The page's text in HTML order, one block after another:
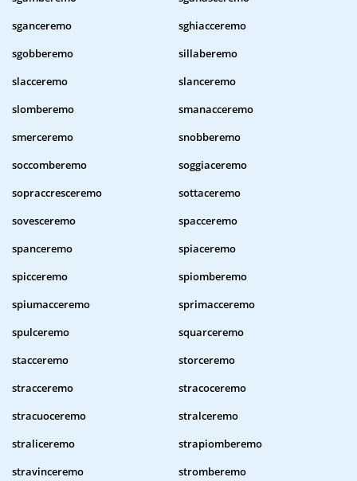
sganceremo
sghiacceremo
sgobberemo
sillaberemo
slacceremo
slanceremo
slomberemo
smanacceremo
smerceremo
snobberemo
soccomberemo
soggiaceremo
sopraccresceremo
sottaceremo
sovesceremo
spacceremo
spanceremo
spiaceremo
spicceremo
spiomberemo
spiumacceremo
sprimacceremo
spulceremo
squarceremo
stacceremo
storceremo
stracceremo
stracoceremo
stracuoceremo
stralceremo
straliceremo
strapiomberemo
stravinceremo
stromberemo